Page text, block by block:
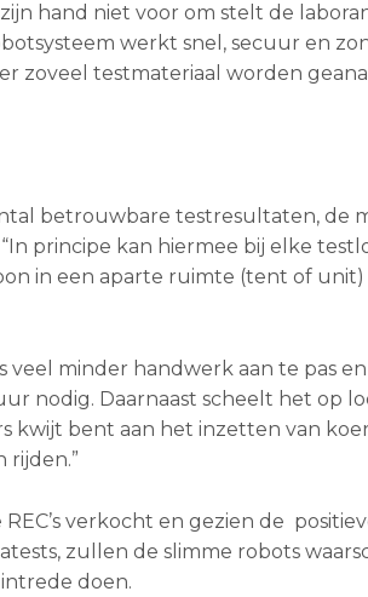
hand niet voor om stelt de
werkt snel, secuur en
zoveel testmateriaal worden
betrouwbare testresultaten, de
principe kan hiermee bij elke
in een aparte ruimte (tent of
minder handwerk aan te pas
nodig. Daarnaast scheelt het op
kwijt bent aan het inzetten van
rijden.”
verkocht en gezien de
zullen de slimme robots
doen.